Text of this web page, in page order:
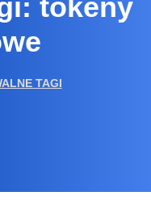
tokeny
TAGI